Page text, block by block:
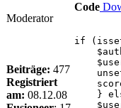
Moderator
Beiträge: 477
Registriert
am: 08.12.08
Code
if
$auth
}